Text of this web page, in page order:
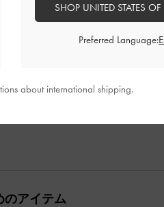
のアイテム
SHOP UNITED STATES
Preferred Language:
about international shipping.